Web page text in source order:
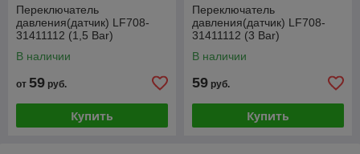
Переключатель
давления(датчик) LF708-
31411112 (1,5 Bar)
В наличии
от 59 руб.
Купить
Переключатель
давления(датчик) LF708-
31411112 (3 Bar)
В наличии
59 руб.
Купить